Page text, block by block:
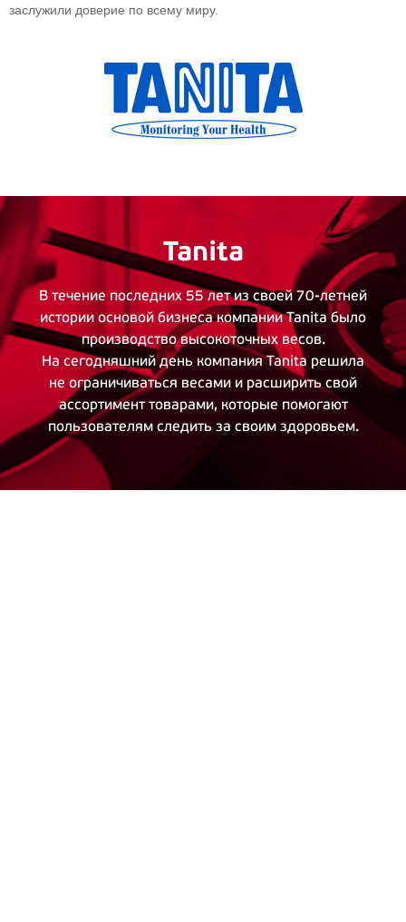
заслужили доверие по всему миру.
Tanita
В течение последних 55 лет из своей70-летней
истории основой бизнеса компании Tanita было
производство высокоточных весов.
На сегодняшний день компания Tanita решила
не ограничиваться весами и расширить свой
ассортимент товарами, которые помогают
пользователям следить за своим здоровьем.